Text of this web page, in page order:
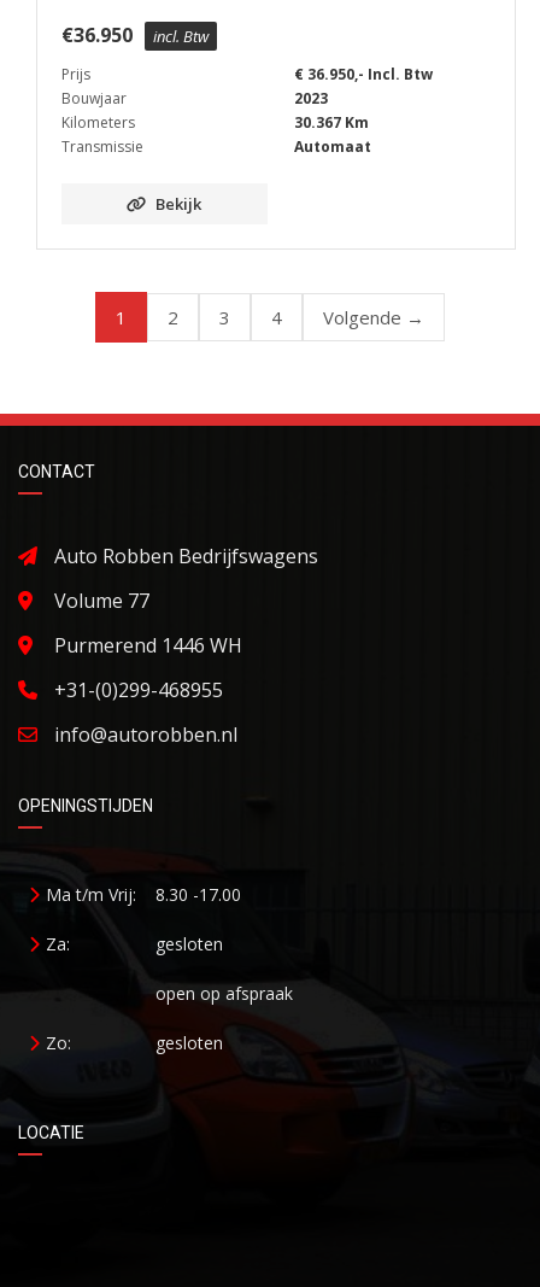
€36.950 incl. Btw
Prijs
€ 36.950,- Incl. Btw
Bouwjaar
2023
Kilometers
30.367 Km
Transmissie
Automaat
Bekijk
1 2 3 4 Volgende →
CONTACT
Auto Robben Bedrijfswagens
Volume 77
Purmerend 1446 WH
+31-(0)299-468955
info@autorobben.nl
OPENINGSTIJDEN
Ma t/m Vrij: 8.30 -17.00
Za: gesloten
open op afspraak
Zo: gesloten
LOCATIE